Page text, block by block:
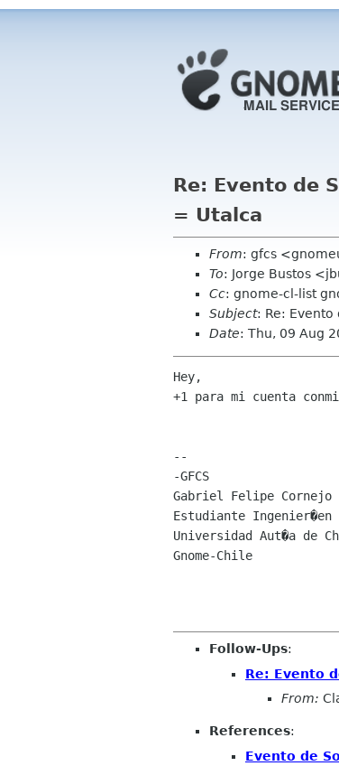
Re: Evento de
= Utalca
From: gfcs
To: Jorge Bustos
Cc: gnome-cl-list
Subject: Re:
Date: Thu, 09 Aug
Hey,
+1 para mi cuenta
--
-GFCS
Gabriel Felipe Cornejo
Estudiante Ingenier�en
Universidad Aut�a de
Gnome-Chile
Follow-Ups:
Re: Evento
From:
References:
Evento de